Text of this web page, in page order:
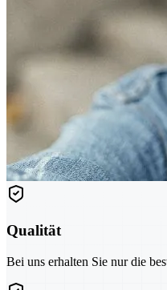
Qualität
Bei uns erhalten Sie nur die